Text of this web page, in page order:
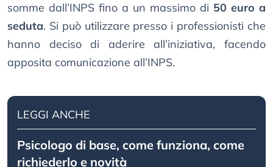
somme dall’INPS fino a un massimo di 50 euro a
seduta. Si può utilizzare presso i professionisti che
hanno deciso di aderire all’iniziativa, facendo
apposita comunicazione all’INPS.
LEGGI ANCHE
Psicologo di base, come funziona, come
richiederlo e novità